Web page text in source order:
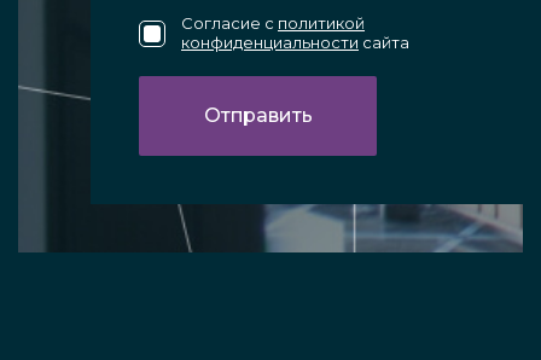
Согласие с политикой
конфиденциальности сайта